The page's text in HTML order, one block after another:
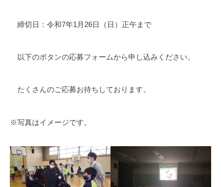
締切日：令和7年1月26日（日）正午まで
以下のボタンの応募フォームから申し込みください。
たくさんのご応募お待ちしております。
※写真はイメージです。